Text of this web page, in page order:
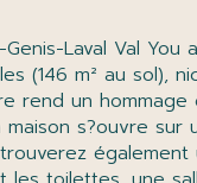
(146 m² au sol),
rend un
s?ouvre sur
également